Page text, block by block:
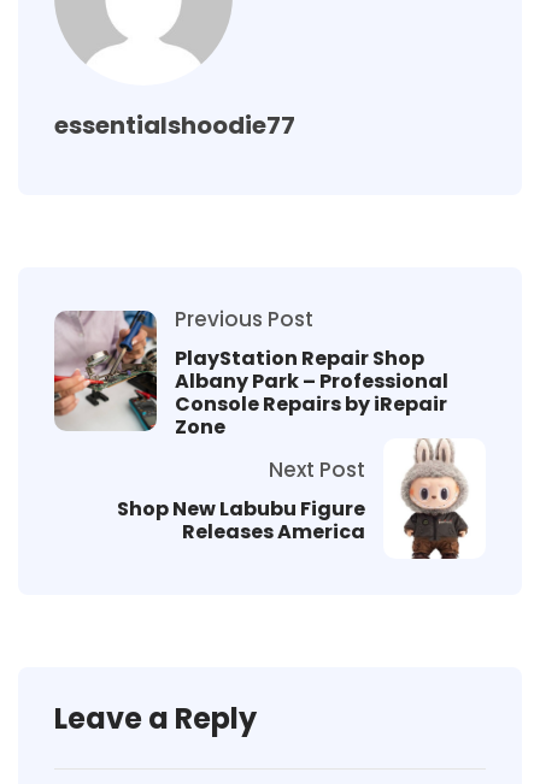
essentialshoodie77
Previous Post
PlayStation Repair Shop
Albany Park – Professional
Console Repairs by iRepair
Zone
Next Post
Shop New Labubu Figure
Releases America
Leave a Reply